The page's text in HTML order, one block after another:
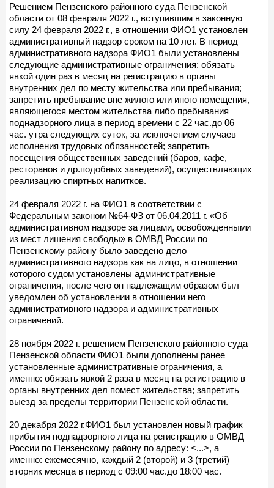
Решением Пензенского районного суда Пензенской
области от 08 февраля 2022 г., вступившим в законную
силу 24 февраля 2022 г., в отношении ФИО1 установлен
административный надзор сроком на 10 лет. В период
административного надзора ФИО1 были установлены
следующие административные ограничения: обязать
явкой один раз в месяц на регистрацию в органы
внутренних дел по месту жительства или пребывания;
запретить пребывание вне жилого или иного помещения,
являющегося местом жительства либо пребывания
поднадзорного лица в период времени с 22 час.до 06
час. утра следующих суток, за исключением случаев
исполнения трудовых обязанностей; запретить
посещения общественных заведений (баров, кафе,
ресторанов и др.подобных заведений), осуществляющих
реализацию спиртных напитков.
24 февраля 2022 г. на ФИО1 в соответствии с
Федеральным законом №64-ФЗ от 06.04.2011 г. «Об
административном надзоре за лицами, освобожденными
из мест лишения свободы» в ОМВД России по
Пензенскому району было заведено дело
административного надзора как на лицо, в отношении
которого судом установлены административные
ограничения, после чего он надлежащим образом был
уведомлен об установлении в отношении него
административного надзора и административных
ограничений.
28 ноября 2022 г. решением Пензенского районного суда
Пензенской области ФИО1 были дополнены ранее
установленные административные ограничения, а
именно: обязать явкой 2 раза в месяц на регистрацию в
органы внутренних дел помест жительства; запретить
выезд за пределы территории Пензенской области.
20 декабря 2022 г.ФИО1 был установлен новый график
прибытия поднадзорного лица на регистрацию в ОМВД
России по Пензенскому району по адресу: <...>, а
именно: ежемесячно, каждый 2 (второй) и 3 (третий)
вторник месяца в период с 09:00 час.до 18:00 час.